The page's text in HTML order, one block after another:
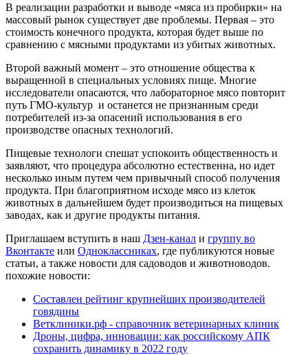
В реализации разработки и выводе «мяса из пробирки» на
массовый рынок существует две проблемы. Первая – это
стоимость конечного продукта, которая будет выше по
сравнению с мясными продуктами из убитых животных.
Второй важный момент – это отношение общества к
выращенной в специальных условиях пище. Многие
исследователи опасаются, что лабораторное мясо повторит
путь ГМО-культур и останется не признанным среди
потребителей из-за опасений использования в его
производстве опасных технологий.
Пищевые технологи спешат успокоить общественность и
заявляют, что процедура абсолютно естественна, но идет
несколько иным путем чем привычный способ получения
продукта. При благоприятном исходе мясо из клеток
животных в дальнейшем будет производиться на пищевых
заводах, как и другие продукты питания.
Приглашаем вступить в наш Дзен-канал и группу во
Вконтакте или Одноклассниках, где публикуются новые
статьи, а также новости для садоводов и животноводов.
похожие новости:
Составлен рейтинг крупнейших производителей
говядины
Ветклиники.рф - справочник ветеринарных клиник
Дроны, цифра, инновации: как российскому АПК
сохранить динамику в 2022 году